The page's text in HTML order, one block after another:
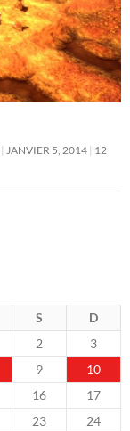
JANVIER 5, 2014 12
S
D
2
3
9
10
16
17
23
24